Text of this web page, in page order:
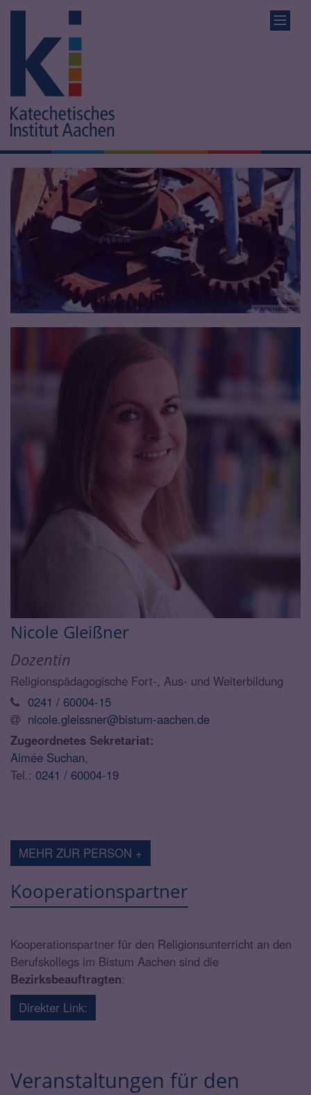
© Anno Hamacher
Nicole Gleißner
Dozentin
Religionspädagogische Fort-, Aus- und Weiterbildung
0241 / 60004-15
nicole.gleissner@bistum-aachen.de
Zugeordnetes Sekretariat:
Aimée Suchan,
Tel.: 0241 / 60004-19
MEHR ZUR PERSON +
Kooperationspartner
Kooperationspartner für den Religionsunterricht an den
Berufskollegs im Bistum Aachen sind die
Bezirksbeauftragten:
Direkter Link:
Veranstaltungen für den